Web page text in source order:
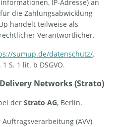
IP-Adresse) an
die Zahlungsabwicklung
handelt teilweise als
Verantwortlicher.
sumup.de/datenschutz/.
S. 1 lit. b DSGVO.
Networks (Strato)
der Strato AG, Berlin.
(AVV)